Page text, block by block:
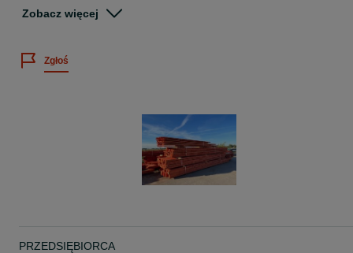
państwowych oraz jest certyfikowany przez FSC PEFC (Sosna,
W naszej ofercie posiadamy również stal zbrojeniową
W razie jakichkolwiek pytań zachęcam do kontaktu :)
Zobacz więcej
Zgłoś
PRZEDSIĘBIORCA